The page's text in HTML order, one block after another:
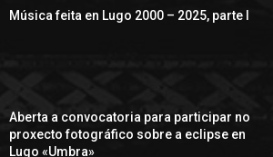
Música feita en Lugo 2000 – 2025, parte I
Aberta a convocatoria para participar no
proxecto fotográfico sobre a eclipse en
Lugo «Umbra»